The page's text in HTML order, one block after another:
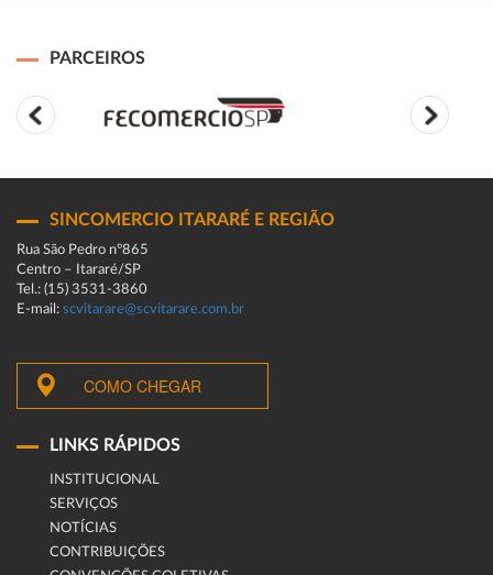
PARCEIROS
SINCOMERCIO ITARARÉ E REGIÃO
Rua São Pedro n°865
Centro – Itararé/SP
Tel.: (15) 3531-3860
E-mail: scvitarare@scvitarare.com.br
COMO CHEGAR
LINKS RÁPIDOS
INSTITUCIONAL
SERVIÇOS
NOTÍCIAS
CONTRIBUIÇÕES